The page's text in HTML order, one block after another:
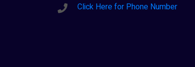
Click Here for Phone Number